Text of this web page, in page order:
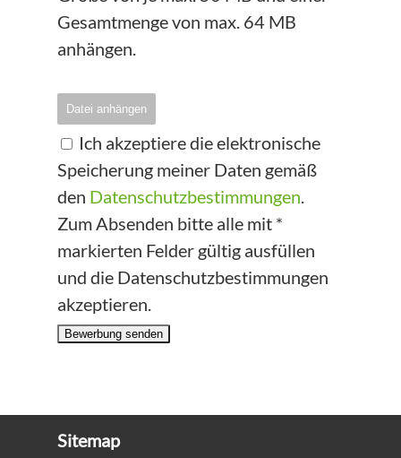
Gesamtmenge von max. 64 MB
anhängen.
Datei anhängen
Ich akzeptiere die elektronische
Speicherung meiner Daten gemäß
den Datenschutzbestimmungen.
Zum Absenden bitte alle mit *
markierten Felder gültig ausfüllen
und die Datenschutzbestimmungen
akzeptieren.
Bewerbung senden
Sitemap